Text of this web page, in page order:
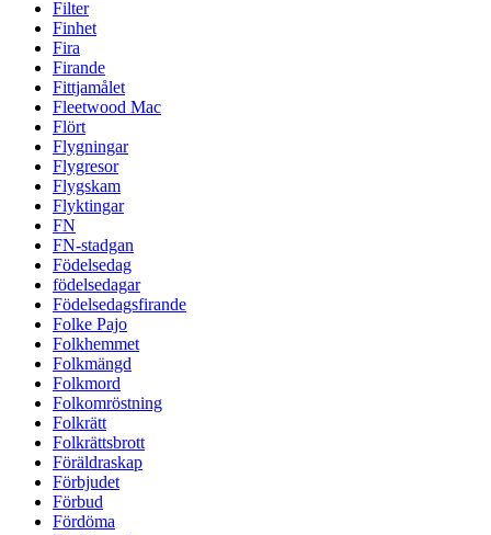
Filter
Finhet
Fira
Firande
Fittjamålet
Fleetwood Mac
Flört
Flygningar
Flygresor
Flygskam
Flyktingar
FN
FN-stadgan
Födelsedag
födelsedagar
Födelsedagsfirande
Folke Pajo
Folkhemmet
Folkmängd
Folkmord
Folkomröstning
Folkrätt
Folkrättsbrott
Föräldraskap
Förbjudet
Förbud
Fördöma